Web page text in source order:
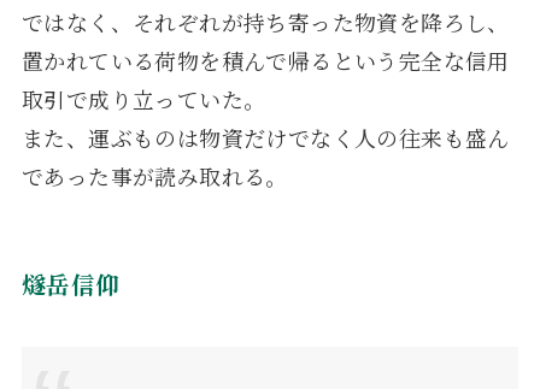
ではなく、それぞれが持ち寄った物資を降ろし、
置かれている荷物を積んで帰るという完全な信用
取引で成り立っていた。
また、運ぶものは物資だけでなく人の往来も盛ん
であった事が読み取れる。
燧岳信仰